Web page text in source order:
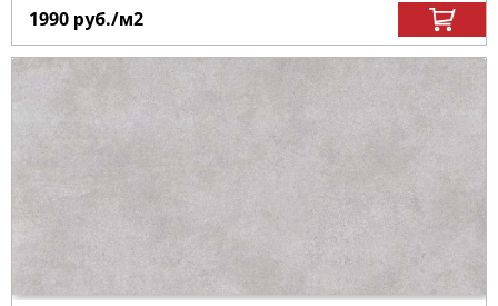
1990 руб./м2